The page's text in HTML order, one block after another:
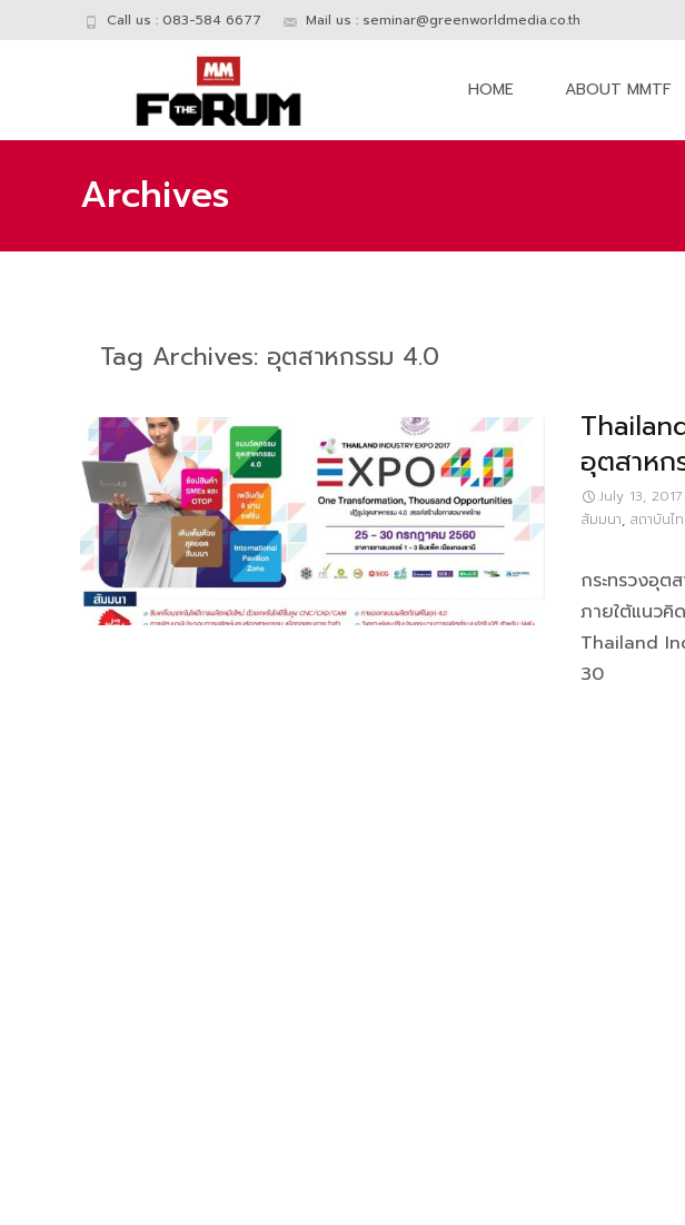
Call us : 083-584 6677 Mail us : seminar@greenworldmedia.co.th
HOME ABOUT MMTF
Archives
Tag Archives: อุตสาหกรรม 4.0
อุตสาห
July 13, 2017
สัมมนา, สถาบันไ
กระทรวงอุต
ภายใต้แนวคิ
Thailand
30